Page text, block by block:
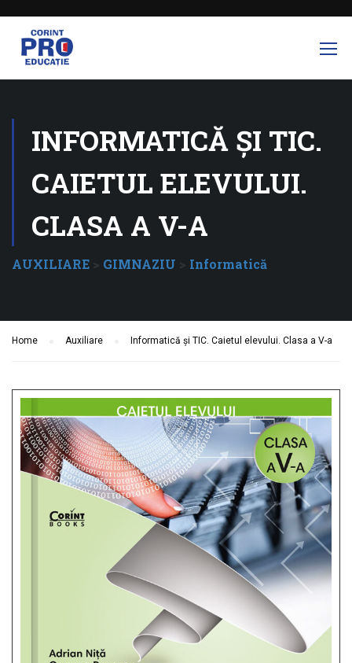
INFORMATICĂ ȘI TIC.
CAIETUL ELEVULUI.
CLASA A V-A
AUXILIARE > GIMNAZIU > Informatică
Home Auxiliare Informatică și TIC. Caietul elevului. Clasa a V-a